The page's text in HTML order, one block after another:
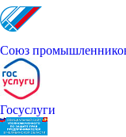
Союз
Госуслуги